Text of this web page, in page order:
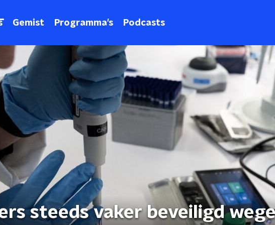
Gemist Programma's Podcasts
steeds vaker beveiligd